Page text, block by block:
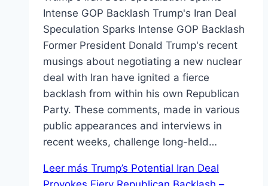
Intense GOP Backlash Trump's Iran Deal
Speculation Sparks Intense GOP Backlash
Former President Donald Trump's recent
musings about negotiating a new nuclear
deal with Iran have ignited a fierce
backlash from within his own Republican
Party. These comments, made in various
public appearances and interviews in
recent weeks, challenge long-held…
Leer más Trump’s Potential Iran Deal